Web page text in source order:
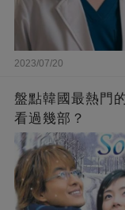
2023/07/20
盤點韓國最熱門
看過幾部？